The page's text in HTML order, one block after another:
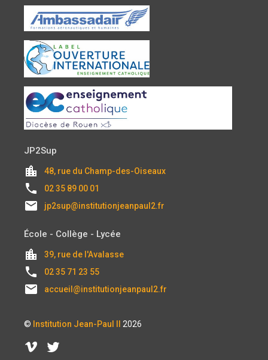
JP2Sup
location_city 48, rue du Champ-des-Oiseaux
local_phone 02 35 89 00 01
email jp2sup@institutionjeanpaul2.fr
École - Collège - Lycée
location_city 39, rue de l'Avalasse
local_phone 02 35 71 23 55
email accueil@institutionjeanpaul2.fr
© Institution Jean-Paul II 2026